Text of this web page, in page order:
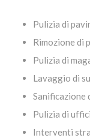
Pulizia di
Rimozione di
Pulizia di
Lavaggio di
Sanificazione
Pulizia di
Interventi